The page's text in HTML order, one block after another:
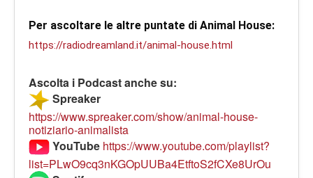
Per ascoltare le altre puntate di Animal House:
https://radiodreamland.it/animal-house.html
Ascolta i Podcast anche su:
Spreaker
https://www.spreaker.com/show/animal-house-
notiziario-animalista
YouTube https://www.youtube.com/playlist?
list=PLwO9cq3nKGOpUUBa4EtftoS2fCXe8UrOu